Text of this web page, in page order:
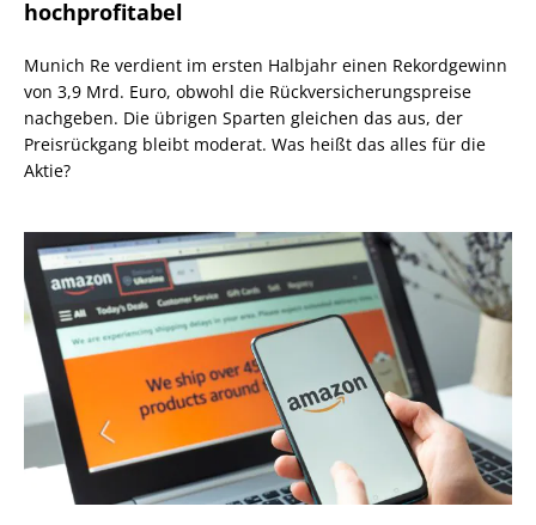
hochprofitabel
Munich Re verdient im ersten Halbjahr einen Rekordgewinn
von 3,9 Mrd. Euro, obwohl die Rückversicherungspreise
nachgeben. Die übrigen Sparten gleichen das aus, der
Preisrückgang bleibt moderat. Was heißt das alles für die
Aktie?